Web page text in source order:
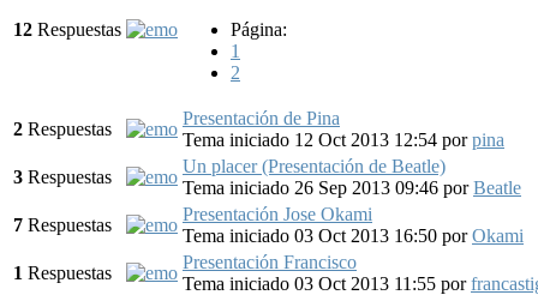
12 Respuestas
Página:
1
2
2 Respuestas
Presentación de Pina
Tema iniciado 12 Oct 2013 12:54 porpina
3 Respuestas
Un placer (Presentación de Beatle)
Tema iniciado 26 Sep 2013 09:46 porBeatle
7 Respuestas
Presentación Jose Okami
Tema iniciado 03 Oct 2013 16:50 porOkami
1 Respuestas
Presentación Francisco
Tema iniciado 03 Oct 2013 11:55 por